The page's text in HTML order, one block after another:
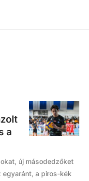
a
új másodedzőket
egyaránt, a piros-kék